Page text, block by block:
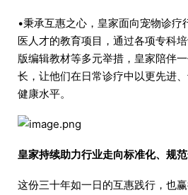
•秉承互惠之心，皇家面向宠物诊疗
医人才的教育项目，通过各项专科
版编辑教材等多元举措，皇家陪伴
长，让他们在日常诊疗中以更先进
健康水平。
皇家持续助力行业走向标准化、规
这份三十年如一日的互惠践行，也